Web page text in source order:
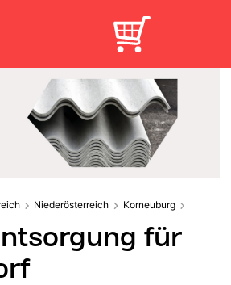
Niederösterreich
Korneuburg
für